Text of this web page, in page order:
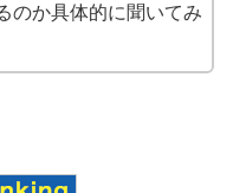
のか具体的に聞いてみ